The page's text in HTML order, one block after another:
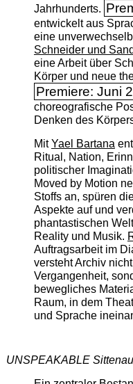
Jahrhunderts.
entwickelt aus
eine
Schneider und
eine Arbeit über
Körper und neue
Premiere: Juni
choreografische
Denken des
MitYael Bartana
Ritual, Nation,
politischer
Moved by Motion
Stoffs an, spüren
Aspekte auf und
phantastischen
Reality und Musik.
Auftragsarbeit im
versteht Archiv
Vergangenheit,
bewegliches
Raum, in dem
und Sprache
UNSPEAKABLE